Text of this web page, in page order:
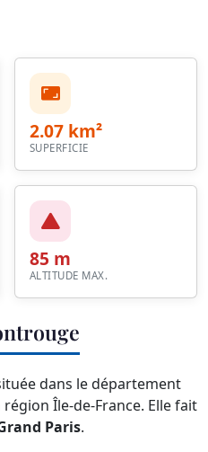
2.07 km²
SUPERFICIE
85 m
ALTITUDE MAX.
dans le département
région Île-de-France. Elle fait
Paris.